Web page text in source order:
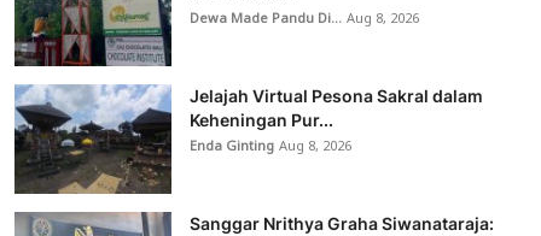
Dewa Made Pandu Di...Aug 8, 2026
Jelajah Virtual Pesona Sakral dalam
Keheningan Pur...
Enda GintingAug 8, 2026
Sanggar Nrithya Graha Siwanataraja: